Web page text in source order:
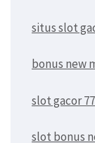
situs slot
bonus new
slot gacor
slot bonus